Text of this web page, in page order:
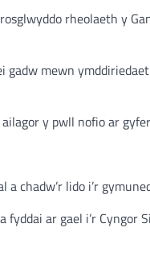
rheolaeth y
mewn
y pwll nofio ar
chadw’r lido i’r
ar gael i’r